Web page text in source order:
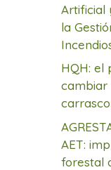
Artificial
la
HQH: el
cambiar
AET:
forestal